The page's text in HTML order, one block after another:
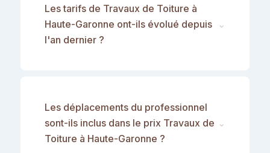
Les tarifs de Travaux de Toiture à
Haute-Garonne ont-ils évolué depuis
l'an dernier ?
⌄
Les déplacements du professionnel
sont-ils inclus dans le prix Travaux de
Toiture à Haute-Garonne ?
⌄